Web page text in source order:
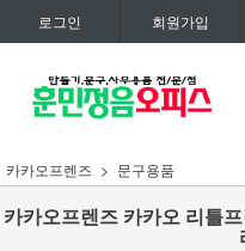
로그인 회원가입
카카오프렌즈 문구용품
카카오프렌즈 카카오 리틀